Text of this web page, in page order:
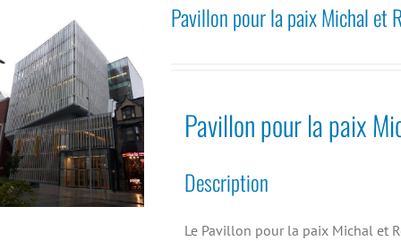
Pavillon pour la paix Michal et
Pavillon pour la paix
Description
Le Pavillon pour la paix Michal et